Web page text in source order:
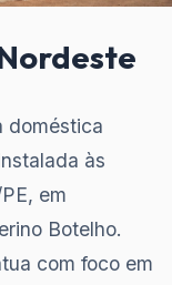
doméstica
às
em
Botelho.
com foco em